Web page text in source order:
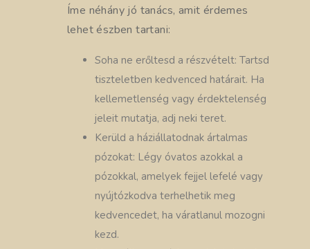
Íme néhány jó tanács, amit érdemes
lehet észben tartani:
Soha ne erőltesd a részvételt: Tartsd
tiszteletben kedvenced határait. Ha
kellemetlenség vagy érdektelenség
jeleit mutatja, adj neki teret.
Kerüld a háziállatodnak ártalmas
pózokat: Légy óvatos azokkal a
pózokkal, amelyek fejjel lefelé vagy
nyújtózkodva terhelhetik meg
kedvencedet, ha váratlanul mozogni
kezd.